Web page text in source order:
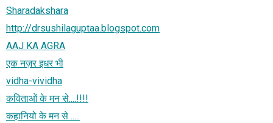
Sharadakshara
http://drsushilaguptaa.blogspot.com
AAJ KA AGRA
एक नज़र इधर भी
vidha-vividha
कविताओं के मन से....!!!!
कहानियो के मन से .....